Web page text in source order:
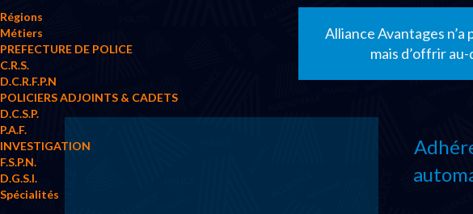
Régions
Métiers
PREFECTURE DE POLICE
C.R.S.
D.C.R.F.P.N
POLICIERS ADJOINTS & CADETS
D.C.S.P.
P.A.F.
INVESTIGATION
F.S.P.N.
D.G.S.I.
Spécialités
Alliance Avantages
mais d’offrir